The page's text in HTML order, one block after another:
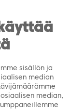
sisällön ja
median
median,
FI SV